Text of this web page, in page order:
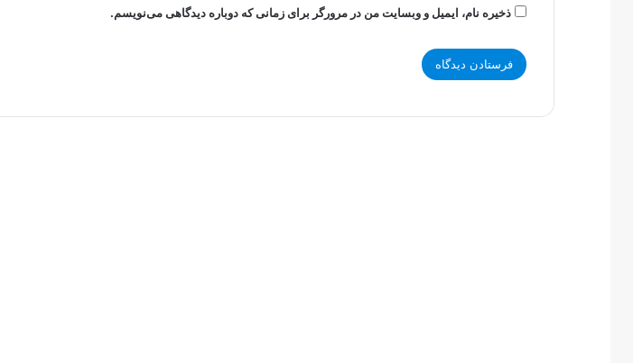
ذخیره نام، ایمیل و وبسایت من در مرورگر برای زمانی که دوباره دیدگاهی می‌نویسم.